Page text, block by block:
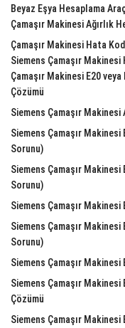
Beyaz Eşya Hesaplama
Çamaşır Makinesi Ağırlık
Çamaşır Makinesi Hata
Siemens Çamaşır
Çamaşır Makinesi E20
Çözümü
Siemens Çamaşır Makinesi
Siemens Çamaşır
Sorunu)
Siemens Çamaşır Makinesi
Sorunu)
Siemens Çamaşır
Siemens Çamaşır Makinesi
Sorunu)
Siemens Çamaşır Makinesi
Siemens Çamaşır Makinesi
Çözümü
Siemens Çamaşır Makinesi